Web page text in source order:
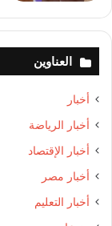
العناوين
أخبار
أخبار الرياضة
أخبار الإقتصاد
أخبار مصر
أخبار التعليم